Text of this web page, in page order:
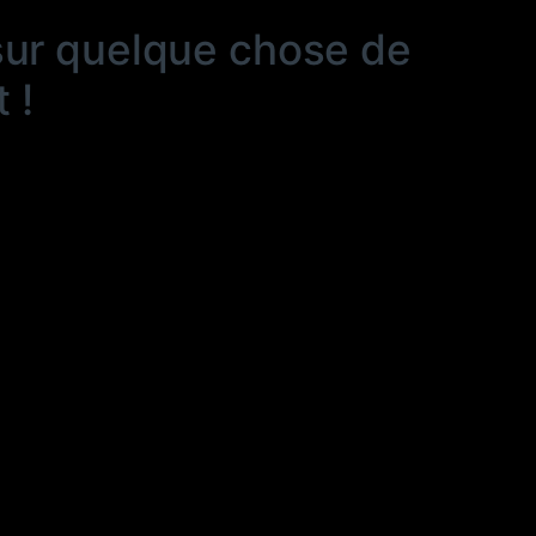
quelque chose de
!